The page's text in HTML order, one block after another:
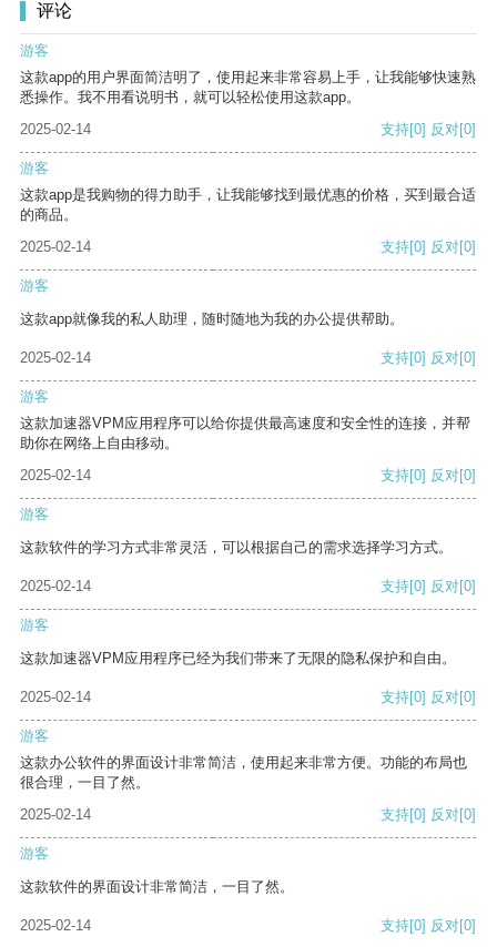
评论
游客
这款app的用户界面简洁明了，使用起来非常容易上手，让我能够快速熟
悉操作。我不用看说明书，就可以轻松使用这款app。
2025-02-14
支持[0] 反对[0]
游客
这款app是我购物的得力助手，让我能够找到最优惠的价格，买到最合适
的商品。
2025-02-14
支持[0] 反对[0]
游客
这款app就像我的私人助理，随时随地为我的办公提供帮助。
2025-02-14 支持[0] 反对[0]
游客
这款加速器VPM应用程序可以给你提供最高速度和安全性的连接，并帮
助你在网络上自由移动。
2025-02-14
支持[0] 反对[0]
游客
这款软件的学习方式非常灵活，可以根据自己的需求选择学习方式。
2025-02-14 支持[0] 反对[0]
游客
这款加速器VPM应用程序已经为我们带来了无限的隐私保护和自由。
2025-02-14 支持[0] 反对[0]
游客
这款办公软件的界面设计非常简洁，使用起来非常方便。功能的布局也
很合理，一目了然。
2025-02-14
支持[0] 反对[0]
游客
这款软件的界面设计非常简洁，一目了然。
2025-02-14 支持[0] 反对[0]